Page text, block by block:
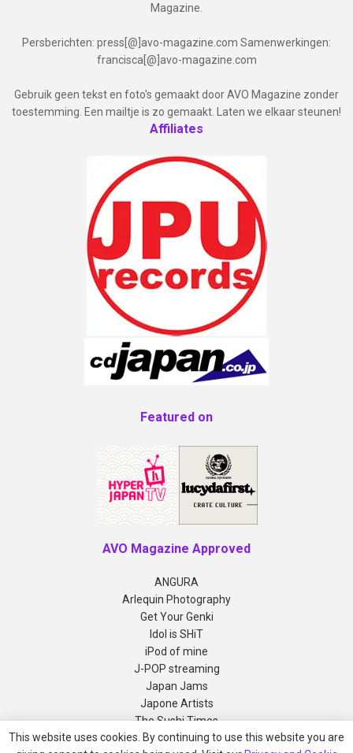
Magazine.
Persberichten: press[@]avo-magazine.com Samenwerkingen:
francisca[@]avo-magazine.com
Gebruik geen tekst en foto's gemaakt door AVO Magazine zonder
toestemming. Een mailtje is zo gemaakt. Laten we elkaar steunen!
Affiliates
Featured on
AVO Magazine Approved
ANGURA
Arlequin Photography
Get Your Genki
Idol is SHiT
iPod of mine
J-POP streaming
Japan Jams
Japone Artists
The Sushi Times
This website uses cookies. By continuing to use this website you are